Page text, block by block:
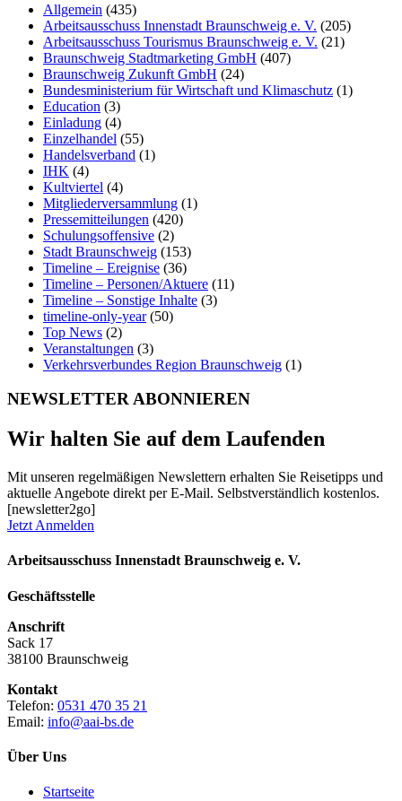
Allgemein (435)
Arbeitsausschuss Innenstadt Braunschweig e. V. (205)
Arbeitsausschuss Tourismus Braunschweig e. V. (21)
Braunschweig Stadtmarketing GmbH (407)
Braunschweig Zukunft GmbH (24)
Bundesministerium für Wirtschaft und Klimaschutz (1)
Education (3)
Einladung (4)
Einzelhandel (55)
Handelsverband (1)
IHK (4)
Kultviertel (4)
Mitgliederversammlung (1)
Pressemitteilungen (420)
Schulungsoffensive (2)
Stadt Braunschweig (153)
Timeline – Ereignise (36)
Timeline – Personen/Aktuere (11)
Timeline – Sonstige Inhalte (3)
timeline-only-year(50)
Top News (2)
Veranstaltungen (3)
Verkehrsverbundes Region Braunschweig (1)
NEWSLETTER ABONNIEREN
Wir halten Sie auf dem Laufenden
Mit unseren regelmäßigen Newslettern erhalten Sie Reisetipps und
aktuelle Angebote direkt per E-Mail. Selbstverständlich kostenlos.
[newsletter2go]
Jetzt Anmelden
Arbeitsausschuss Innenstadt Braunschweig e. V.
Geschäftsstelle
Anschrift
Sack 17
38100 Braunschweig
Kontakt
Telefon: 0531 470 35 21
Email: info@aai-bs.de
Über Uns
Startseite